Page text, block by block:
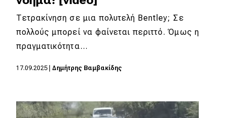
Τετρακίνηση σε μια πολυτελή Bentley; Σε
πολλούς μπορεί να φαίνεται περιττό. Όμως η
πραγματικότητα…
17.09.2025 Δημήτρης Βαμβακίδης